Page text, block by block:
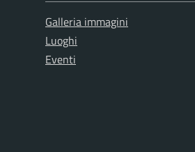
Galleria immagini
Luoghi
Eventi